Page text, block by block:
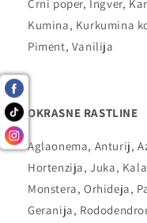
Črni poper, Ingver,
Kumina, Kurkumina
Piment, Vanilija
OKRASNE RASTLINE
Aglaonema, Anturij,
Hortenzija, Juka,
Monstera, Orhideja,
Geranija,